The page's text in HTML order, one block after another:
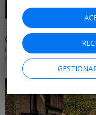
-25%
Oasis de relax frente a
HOTEL TERRADETS • CATALUÑA
HASTA EL 31 DE AGOSTO DE